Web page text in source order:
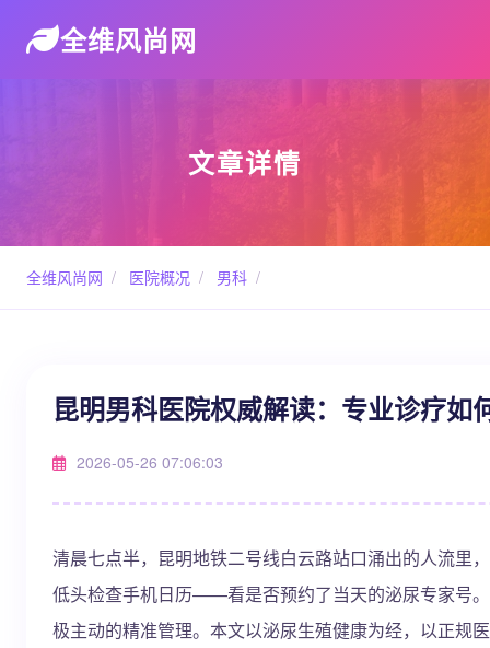
全维风尚网
文章详情
全维风尚网 / 医院概况 / 男科 /
昆明男科医院权威解读：专业诊疗如
2026-05-26 07:06:03
清晨七点半，昆明地铁二号线白云路站口涌出的人流里
低头检查手机日历——看是否预约了当天的泌尿专家号
极主动的精准管理。本文以泌尿生殖健康为经，以正规